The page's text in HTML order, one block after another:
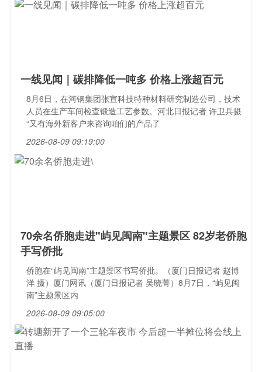
一线见闻｜碳排降低一吨多 价格上涨超百元
8月6日，在河钢集团张宣科技特种材料研究制造公司，技术
人员在生产车间检查锻造工艺参数。河北日报记者 许卫兵摄
“又有海外新客户来咨询咱们的产品了
2026-08-09 09:19:00
70余名侨胞走进"屿见闽南"主题景区 82岁老侨胞
手写侨批
侨胞在“屿见闽南”主题景区书写侨批。（厦门日报记者 赵博
洋 摄）厦门网讯（厦门日报记者 吴晓菁）8月7日，“屿见闽
南”主题景区内
2026-08-09 09:05:00